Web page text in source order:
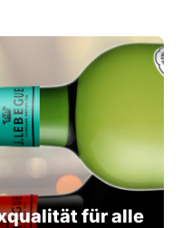
für alle